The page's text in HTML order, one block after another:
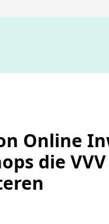
Online
die VVV